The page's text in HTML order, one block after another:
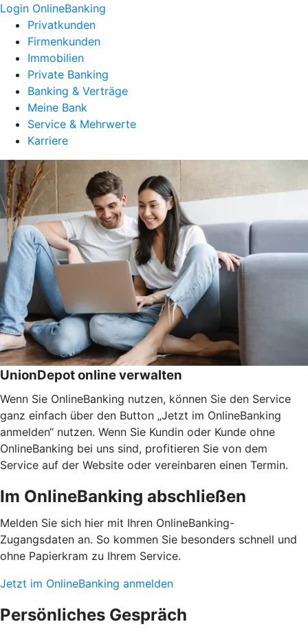
Login OnlineBanking
Privatkunden
Firmenkunden
Immobilien
Private Banking
Banking & Verträge
Meine Bank
Service & Mehrwerte
Karriere
UnionDepot online verwalten
Wenn Sie OnlineBanking nutzen, können Sie den Service
ganz einfach über den Button „Jetzt im OnlineBanking
anmelden“ nutzen. Wenn Sie Kundin oder Kunde ohne
OnlineBanking bei uns sind, profitieren Sie von dem
Service auf der Website oder vereinbaren einen Termin.
Im OnlineBanking abschließen
Melden Sie sich hier mit Ihren OnlineBanking-
Zugangsdaten an. So kommen Sie besonders schnell und
ohne Papierkram zu Ihrem Service.
Jetzt im OnlineBanking anmelden
Persönliches Gespräch